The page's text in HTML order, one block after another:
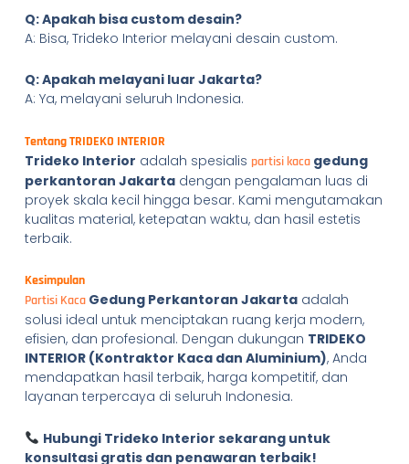
Q: Apakah bisa custom desain?
A: Bisa, Trideko Interior melayani desain custom.
Q: Apakah melayani luar Jakarta?
A: Ya, melayani seluruh Indonesia.
Tentang TRIDEKO INTERIOR
Trideko Interior adalah spesialis partisi kacagedung
perkantoran Jakartadengan pengalaman luas di
proyek skala kecil hingga besar. Kami mengutamakan
kualitas material, ketepatan waktu, dan hasil estetis
terbaik.
Kesimpulan
Partisi KacaGedung Perkantoran Jakartaadalah
solusi ideal untuk menciptakan ruang kerja modern,
efisien, dan profesional. Dengan dukungan TRIDEKO
INTERIOR (Kontraktor Kaca dan Aluminium), Anda
mendapatkan hasil terbaik, harga kompetitif, dan
layanan terpercaya di seluruh Indonesia.
Hubungi Trideko Interior sekarang untuk
konsultasi gratis dan penawaran terbaik!